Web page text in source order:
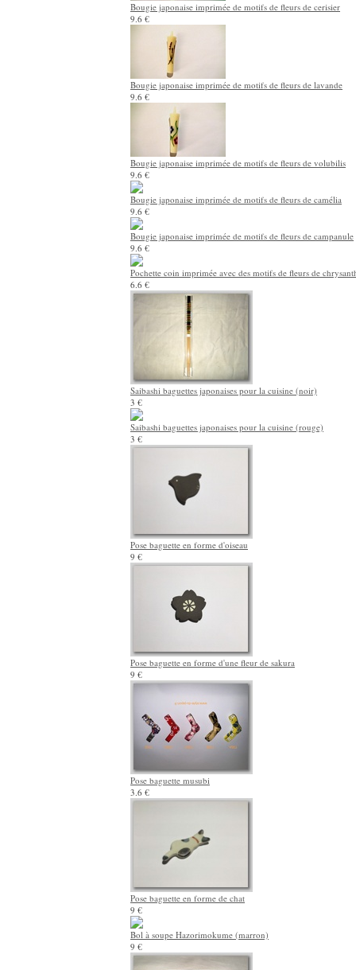
Bougie japonaise imprimée de motifs de fleurs de cerisier
9.6 €
Bougie japonaise imprimée de motifs de fleurs de lavande
9.6 €
Bougie japonaise imprimée de motifs de fleurs de volubilis
9.6 €
Bougie japonaise imprimée de motifs de fleurs de camélia
9.6 €
Bougie japonaise imprimée de motifs de fleurs de campanule
9.6 €
Pochette coin imprimée avec des motifs de fleurs de
6.6 €
Saibashi baguettes japonaises pour la cuisine (noir)
3 €
Saibashi baguettes japonaises pour la cuisine (rouge)
3 €
Pose baguette en forme d'oiseau
9 €
Pose baguette en forme d'une fleur de sakura
9 €
Pose baguette musubi
3.6 €
Pose baguette en forme de chat
9 €
Bol à soupe Hazorimokume (marron)
9 €